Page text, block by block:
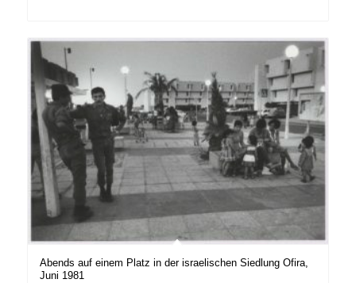
Abends auf einem Platz in der israelischen Siedlung Ofira,
Juni 1981